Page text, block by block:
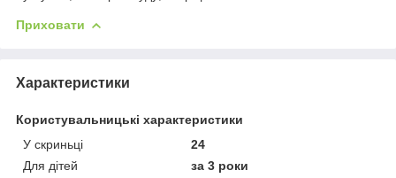
Приховати
Характеристики
Користувальницькі характеристики
У скриньці
24
Для дітей
за 3 роки